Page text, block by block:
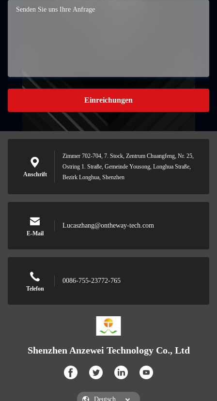
Einreichungen
Anschrift
Zimmer 702-704, 7. Stock, Zentrum Chuangfeng, Nr. 25,
Ostring 1. Straße, Gemeinde Yousong, Longhua Straße,
Bezirk Longhua, Shenzhen
E-Mail
Lucaszhang@ontheway-tech.com
Telefon
0086-755-23772-765
Shenzhen Anzewei Technology Co., Ltd